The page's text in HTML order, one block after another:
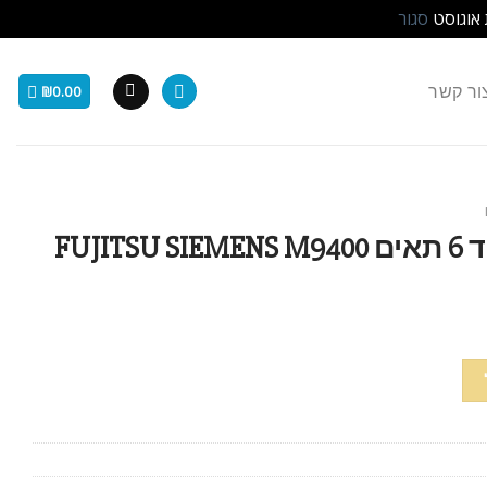
סגור
קשר ₪0.00
סוללה למחשב נייד 6 תאים FUJITSU SIEMENS M9400